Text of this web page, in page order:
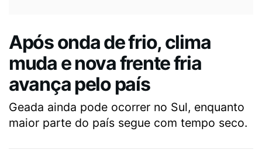
Após onda de frio, clima
muda e nova frente fria
avança pelo país
Geada ainda pode ocorrer no Sul, enquanto
maior parte do país segue com tempo seco.